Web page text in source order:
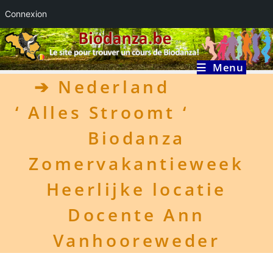
Connexion
Skip
to
content
Menu
➔ Nederland
‘ Alles Stroomt ‘
Biodanza
Zomervakantieweek
Heerlijke locatie
Docente Ann
Vanhooreweder